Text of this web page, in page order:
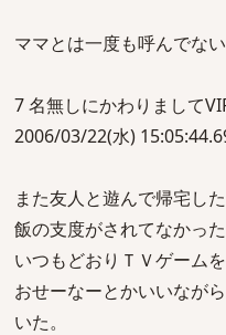
ママとは一度も呼んでな
7 名無しにかわりまして
2006/03/22(水)
また友人と遊んで帰宅し
飯の支度がされてなかっ
いつもどおりＴＶゲーム
おせーなーとかいいなが
いた。